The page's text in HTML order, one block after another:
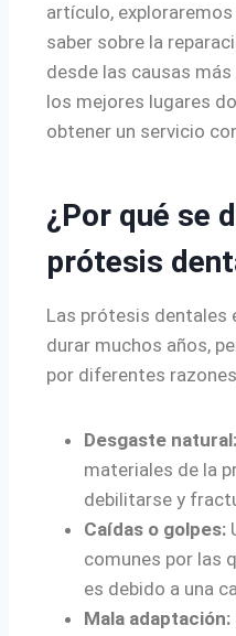
artículo,
saber sobre la
desde las causas
los mejores lugares
obtener un servicio
¿Por qué se
prótesis
Las prótesis dentales
durar muchos años,
por diferentes
Desgaste natural:
materiales de la
debilitarse y
Caídas o golpes:
comunes por las
es debido a una
Mala adaptación: